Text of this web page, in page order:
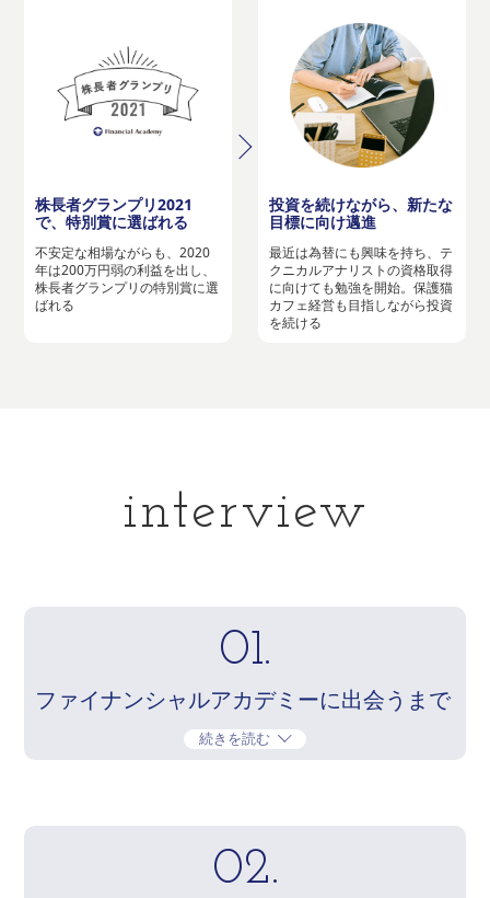
株長者グランプリ2021
で、特別賞に選ばれる
不安定な相場ながらも、2020
年は200万円弱の利益を出し、
株長者グランプリの特別賞に選
ばれる
投資を続けながら、新たな
目標に向け邁進
最近は為替にも興味を持ち、テ
クニカルアナリストの資格取得
に向けても勉強を開始。保護猫
カフェ経営も目指しながら投資
を続ける
interview
01.
ファイナンシャルアカデミーに出会うまで
続きを読む
02.